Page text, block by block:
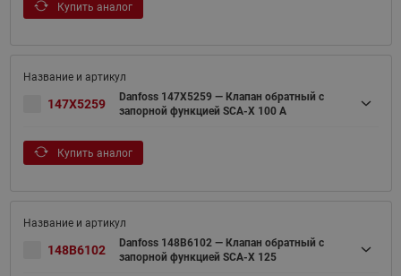
Купить аналог
147X5259
Danfoss 147X5259 — Клапан обратный с
запорной функцией SCA-X 100 A
Купить аналог
148B6102
Danfoss 148B6102 — Клапан обратный с
запорной функцией SCA-X 125